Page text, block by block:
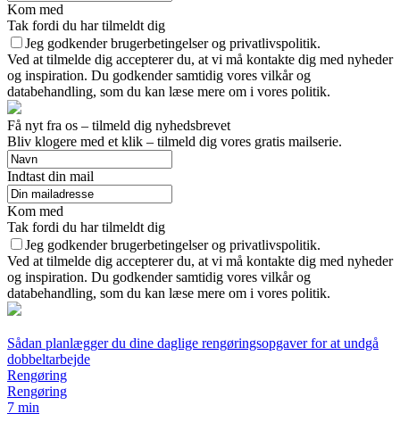
Kom med
Tak fordi du har tilmeldt dig
Jeg godkender brugerbetingelser og privatlivspolitik.
Ved at tilmelde dig accepterer du, at vi må kontakte dig med nyheder
og inspiration. Du godkender samtidig vores vilkår og
databehandling, som du kan læse mere om i vores politik.
Få nyt fra os – tilmeld dig nyhedsbrevet
Bliv klogere med et klik – tilmeld dig vores gratis mailserie.
Indtast din mail
Kom med
Tak fordi du har tilmeldt dig
Jeg godkender brugerbetingelser og privatlivspolitik.
Ved at tilmelde dig accepterer du, at vi må kontakte dig med nyheder
og inspiration. Du godkender samtidig vores vilkår og
databehandling, som du kan læse mere om i vores politik.
Sådan planlægger du dine daglige rengøringsopgaver for at undgå
dobbeltarbejde
Rengøring
Rengøring
7 min